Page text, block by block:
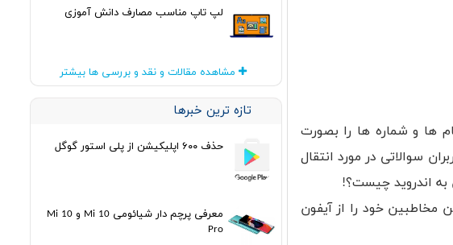
ها و شماره ها را بصورت
سوالاتی در مورد انتقال
مخاطبین خود را از آیفون
لپ تاپ مناسب مصارف دانش آموزی
مشاهده مقالات و نقد و بررسی ها بیشتر
تازه ترین خبرها
حذف ۶۰۰ اپلیکیشن از پلی استور گوگل
معرفی پرچم دار شیائومی Mi 10 و Mi 10
Pro